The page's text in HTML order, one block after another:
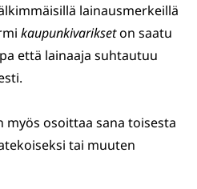
lainausmerkeillä
kaupunkivarikseton saatu
että lainaaja suhtautuu
myös osoittaa sana toisesta
tai muuten